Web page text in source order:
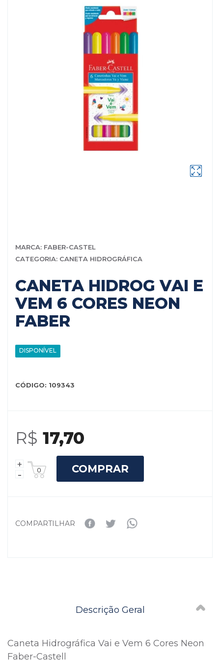
MARCA: FABER-CASTEL
CATEGORIA: CANETA HIDROGRÁFICA
CANETA HIDROG VAI E
VEM 6 CORES NEON
FABER
DISPONÍVEL
CÓDIGO: 109343
R$ 17,70
COMPRAR
COMPARTILHAR
Descrição Geral
Caneta Hidrográfica Vai e Vem 6 Cores Neon
Faber-Castell